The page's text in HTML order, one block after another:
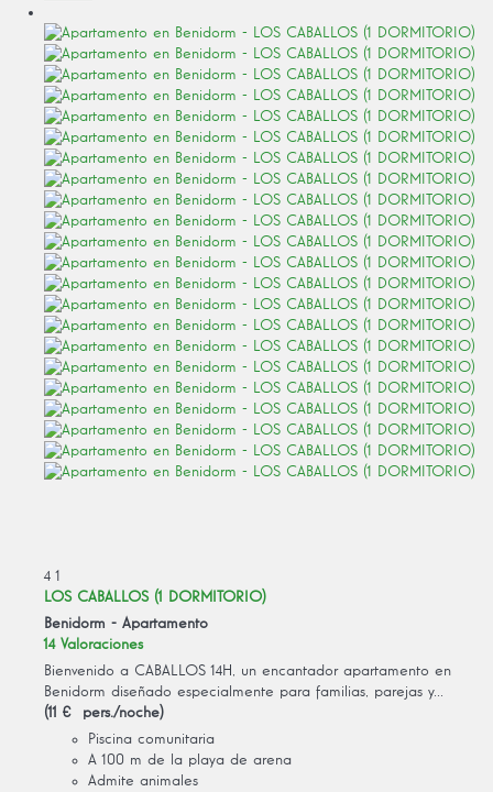
4 1
LOS CABALLOS (1 DORMITORIO)
Benidorm - Apartamento
14 Valoraciones
Bienvenido a CABALLOS 14H, un encantador apartamento en
Benidorm diseñado especialmente para familias, parejas y...
(11 € pers./noche)
Piscina comunitaria
A 100 m de la playa de arena
Admite animales